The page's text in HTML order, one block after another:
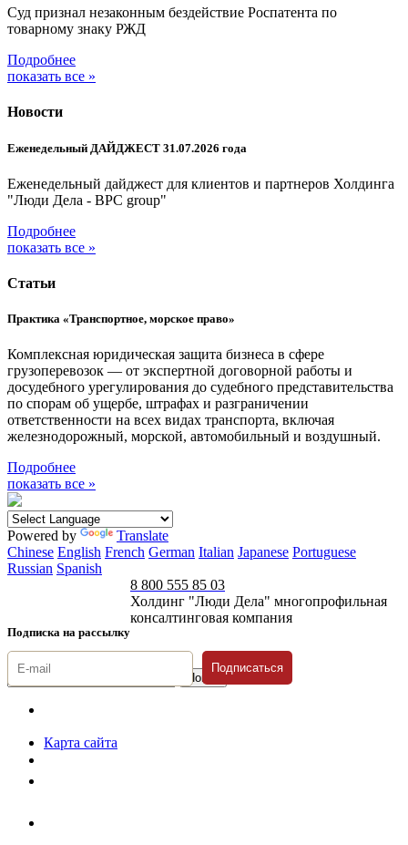
Суд признал незаконным бездействие Роспатента по
товарному знаку РЖД
Подробнее
показать все »
Новости
Еженедельный ДАЙДЖЕСТ 31.07.2026 года
Еженедельный дайджест для клиентов и партнеров Холдинга
"Люди Дела - BPC group"
Подробнее
показать все »
Статьи
Практика «Транспортное, морское право»
Комплексная юридическая защита бизнеса в сфере
грузоперевозок — от экспертной договорной работы и
досудебного урегулирования до судебного представительства
по спорам об ущербе, штрафах и разграничении
ответственности на всех видах транспорта, включая
железнодорожный, морской, автомобильный и воздушный.
Подробнее
показать все »
Powered by
Translate
Chinese English French German Italian Japanese Portuguese
Russian Spanish
Подписка на рассылку
8 800 555 85 03
Холдинг "Люди Дела" многопрофильная
консалтинговая компания
Подписаться
Карта сайта